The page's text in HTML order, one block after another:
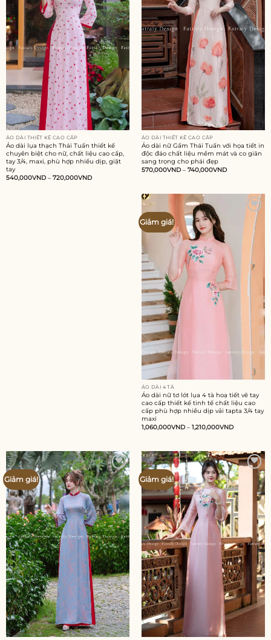
ÁO DÀI THIẾT KẾ CAO CẤP
Áo dài lụa thạch Thái Tuấn thiết kế
chuyên biệt cho nữ, chất liệu cao cấp,
tay 3/4, maxi, phù hợp nhiều dịp, giặt
tay
540,000VND– 720,000VND
ÁO DÀI THIẾT KẾ CAO CẤP
Áo dài nữ Gấm Thái Tuấn với họa tiết in
độc đáo chất liệu mềm mát và co giãn
sang trọng cho phái đẹp
570,000VND– 740,000VND
Giảm giá!
Add to
wishlist
ÁO DÀI 4 TÀ
Áo dài nữ tơ lót lụa 4 tà hoạ tiết vẽ tay
cao cấp thiết kế tinh tế chất liệu cao
cấp phù hợp nhiều dịp vải tapta 3/4 tay
maxi
1,060,000VND– 1,210,000VND
Giảm giá!
Add to
wishlist
Giảm giá!
Add to
wishlist